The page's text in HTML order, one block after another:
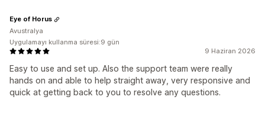
9 Haziran 2026
Easy to use and set up. Also the support team were really
hands on and able to help straight away, very responsive and
quick at getting back to you to resolve any questions.
Eye of Horus
Avustralya
Uygulamayı kullanma süresi:9 gün